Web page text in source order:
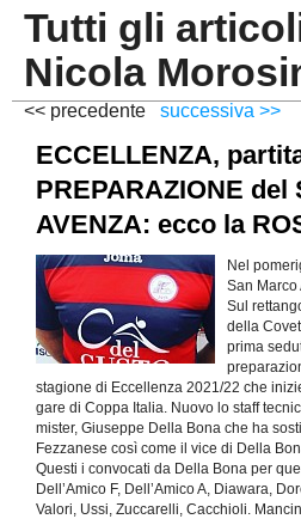
GROSSETO
LIVORNO
LUCCA
MASSA CARRARA
PISTOIA
PRATO
SIENA
Le iniziative di TOSCANA GOL
Beach soccer
Rappresentative regionali e
FIGC Toscana
Calcio a 5
Societa' piu'
Amatori AICS Lucca
Campionati :
NAZIONALI
REGIONALI
Tutti gli
Nicola
<< precedente successiva >>
ECCELLENZA,
PREPARAZIONE del
AVENZA: ecco la
Nel
San
Sul
della
prima
stagione di Eccellenza 2021/22 che
gare di Coppa Italia. Nuovo lo staff
mister, Giuseppe Della Bona che ha
Fezzanese così come il vice di Della
Questi i convocati da Della Bona per
Dell’Amico F, Dell’Amico A, Diawara,
Valori, Ussi, Zuccarelli, Cacchioli.